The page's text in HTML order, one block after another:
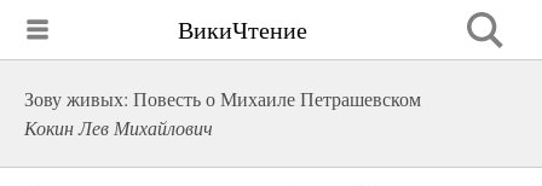
ВикиЧтение
Зову живых: Повесть о Михаиле Петрашевском
Кокин Лев Михайлович